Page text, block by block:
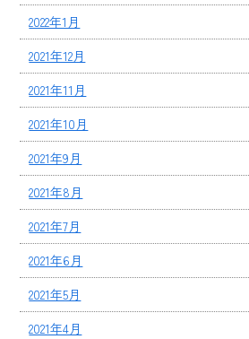
2022年1月
2021年12月
2021年11月
2021年10月
2021年9月
2021年8月
2021年7月
2021年6月
2021年5月
2021年4月